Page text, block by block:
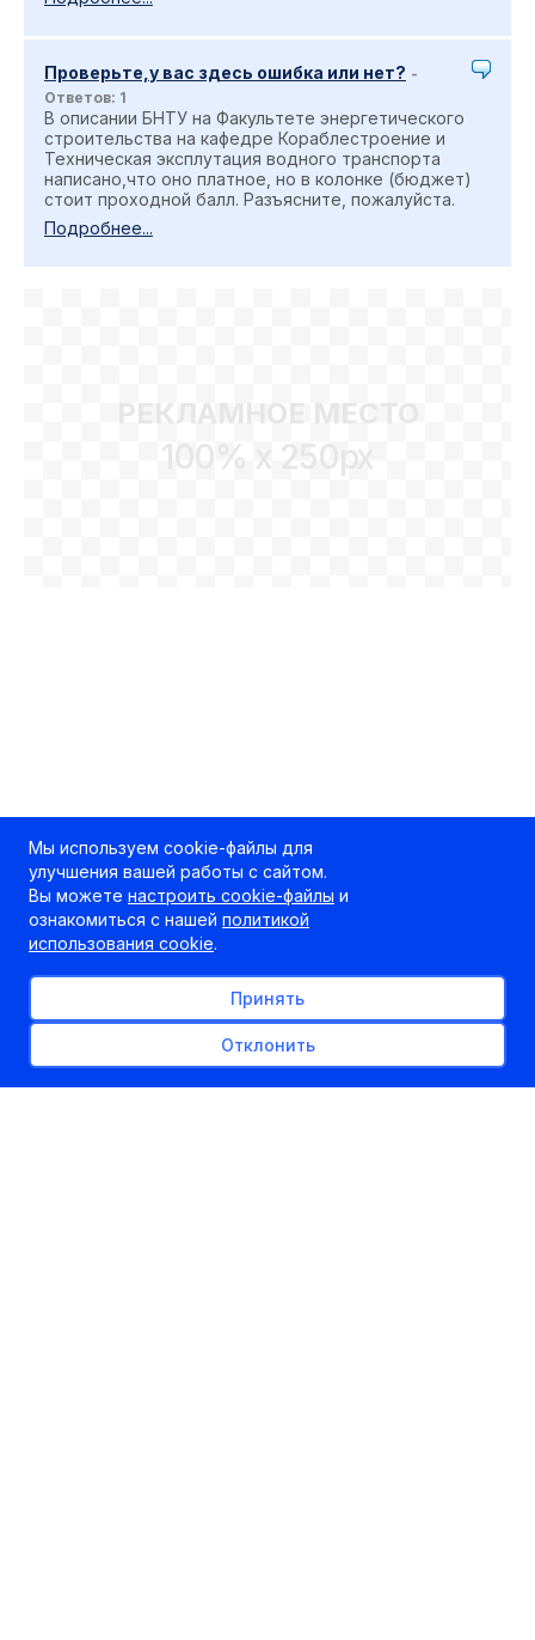
Проверьте,у вас здесь ошибка или нет? -
Ответов: 1
В описании БНТУ на Факультете энергетического
строительства на кафедре Кораблестроение и
Техническая эксплутация водного транспорта
написано,что оно платное, но в колонке (бюджет)
стоит проходной балл. Разъясните, пожалуйста.
Подробнее...
РЕКЛАМНОЕ МЕСТО
100% x 250px
Мы используем cookie-файлы для
улучшения вашей работы с сайтом.
Вы можете настроить cookie-файлы и
ознакомиться с нашей политикой
использования cookie.
Принять
Отклонить